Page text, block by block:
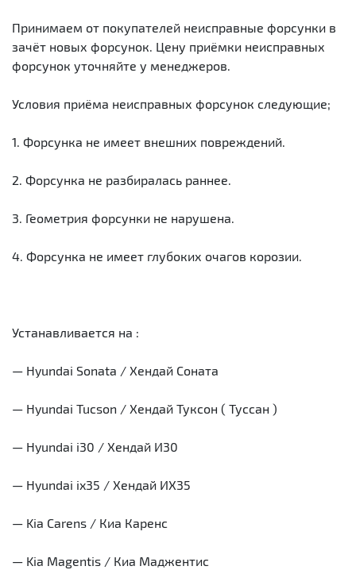
Принимаем от покупателей неисправные форсунки в
зачёт новых форсунок. Цену приёмки неисправных
форсунок уточняйте у менеджеров.
Условия приёма неисправных форсунок следующие;
1. Форсунка не имеет внешних повреждений.
2. Форсунка не разбиралась раннее.
3. Геометрия форсунки не нарушена.
4. Форсунка не имеет глубоких очагов корозии.
Устанавливается на :
— Hyundai Sonata / Хендай Соната
— Hyundai Tucson / Хендай Туксон ( Туссан )
— Hyundai i30 / Хендай И30
— Hyundai ix35 / Хендай ИХ35
— Kia Carens / Киа Каренс
— Kia Magentis / Киа Маджентис